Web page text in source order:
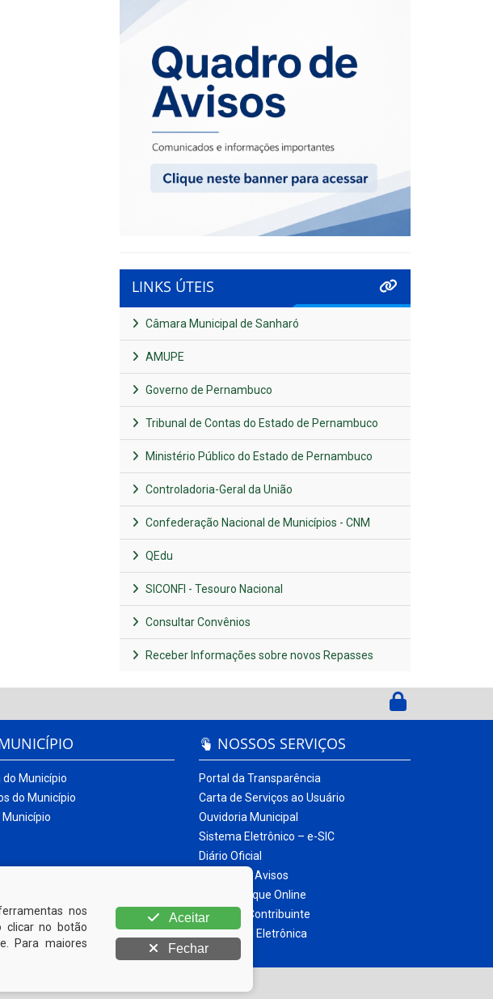
LINKS ÚTEIS
Câmara Municipal de Sanharó
AMUPE
Governo de Pernambuco
Tribunal de Contas do Estado de Pernambuco
Ministério Público do Estado de Pernambuco
Controladoria-Geral da União
Confederação Nacional de Municípios - CNM
QEdu
SICONFI - Tesouro Nacional
Consultar Convênios
Receber Informações sobre novos Repasses
do Município
do Município
Município
NOSSOS SERVIÇOS
Portal da Transparência
Carta de Serviços ao Usuário
Ouvidoria Municipal
Sistema Eletrônico – e-SIC
Diário Oficial
Quadro de Avisos
Contracheque Online
Portal do Contribuinte
Nota Fiscal Eletrônica
nos
clicar no botão
Para maiores
Aceitar
Fechar